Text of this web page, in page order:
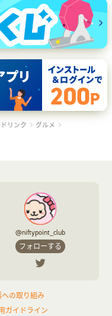
リンク
グルメ
@niftypoint_club
フォローする
の取り組み
ガイドライン